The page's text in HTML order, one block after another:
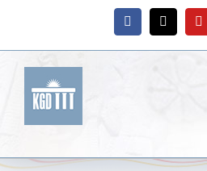
Facebook
X